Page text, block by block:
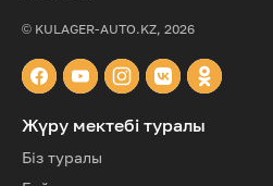
© KULAGER-AUTO.KZ, 2026
Жүру мектебі туралы
Біз туралы